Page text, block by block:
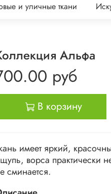
и уличные ткани
Альфа
руб
В корзину
имеет яркий,
ворса практически
сминается.